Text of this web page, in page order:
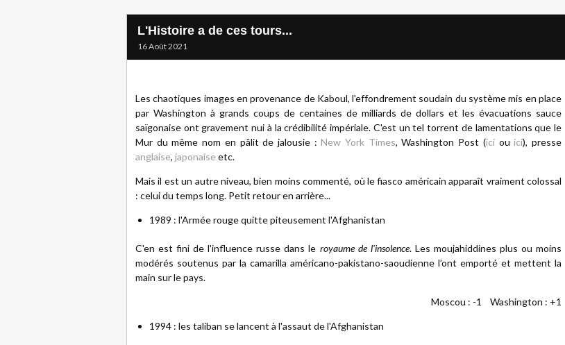
L'Histoire a de ces tours...
16 Août 2021
Les chaotiques images en provenance de Kaboul, l'effondrement soudain du système mis en place
par Washington à grands coups de centaines de milliards de dollars et les évacuations sauce
saïgonaise ont gravement nui à la crédibilité impériale. C'est un tel torrent de lamentations que le
Mur du même nom en pâlit de jalousie :New York Times, Washington Post (iciouici), presse
anglaise, japonaise etc.
Mais il est un autre niveau, bien moins commenté, où le fiasco américain apparaît vraiment colossal
: celui du temps long. Petit retour en arrière...
1989 : l'Armée rouge quitte piteusement l'Afghanistan
C'en est fini de l'influence russe dans le royaume de l'insolence. Les moujahiddines plus ou moins
modérés soutenus par la camarilla américano-pakistano-saoudienne l'ont emporté et mettent la
main sur le pays.
Moscou : -1 Washington : +1
1994 : les taliban se lancent à l'assaut de l'Afghanistan